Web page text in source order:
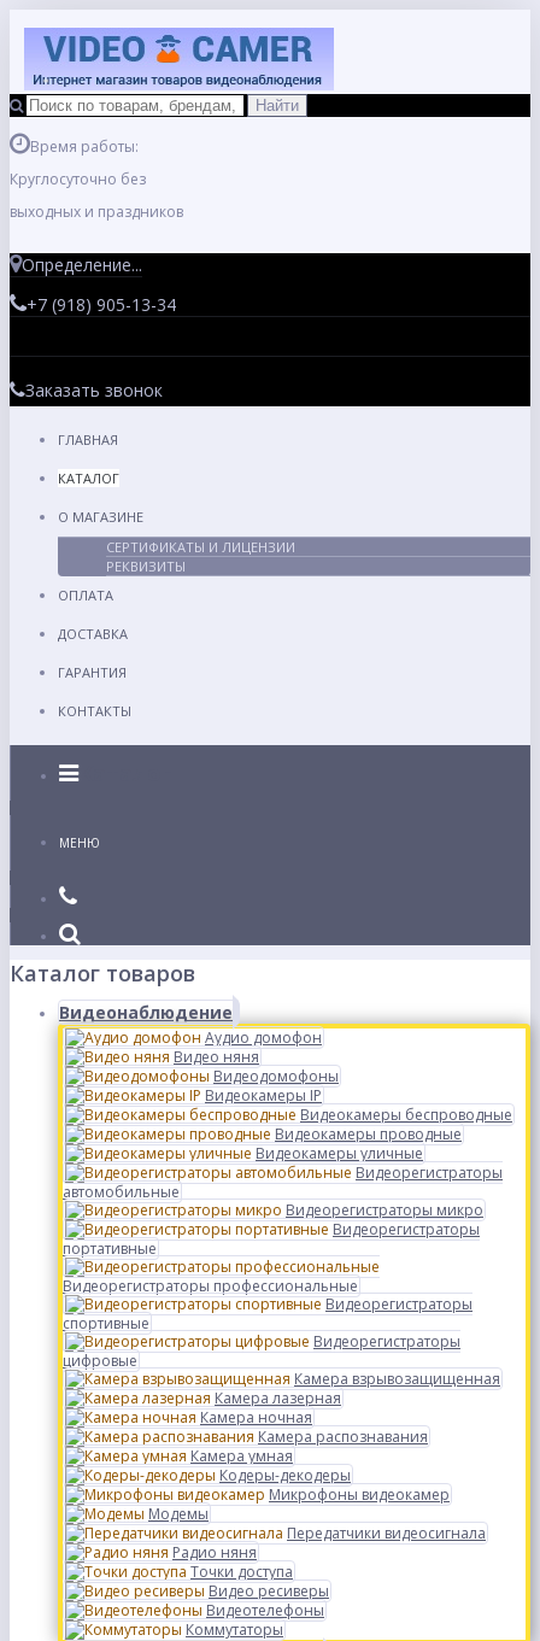
Время работы:
Круглосуточно без
выходных и праздников
Определение...
+7 (918) 905-13-34
Заказать звонок
ГЛАВНАЯ
КАТАЛОГ
О МАГАЗИНЕ
СЕРТИФИКАТЫ И ЛИЦЕНЗИИ
РЕКВИЗИТЫ
ОПЛАТА
ДОСТАВКА
ГАРАНТИЯ
КОНТАКТЫ
Каталог
МЕНЮ
Каталог товаров
Видеонаблюдение
Аудио домофон
Видео няня
Видеодомофоны
Видеокамеры IP
Видеокамеры беспроводные
Видеокамеры проводные
Видеокамеры уличные
Видеорегистраторы
автомобильные
Видеорегистраторы микро
Видеорегистраторы
портативные
Видеорегистраторы профессиональные
Видеорегистраторы
спортивные
Видеорегистраторы
цифровые
Камера взрывозащищенная
Камера лазерная
Камера ночная
Камера распознавания
Камера умная
Кодеры-декодеры
Микрофоны видеокамер
Модемы
Передатчики видеосигнала
Радио няня
Точки доступа
Видео ресиверы
Видеотелефоны
Коммутаторы